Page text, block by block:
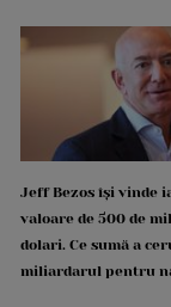
Jeff Bezos își vinde
valoare de 500 de
dolari. Ce sumă a
miliardarul pentru